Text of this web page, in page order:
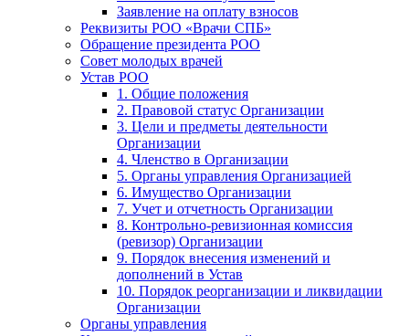
Заявление на оплату взносов
Реквизиты РОО «Врачи СПБ»
Обращение президента РОО
Совет молодых врачей
Устав РОО
1. Общие положения
2. Правовой статус Организации
3. Цели и предметы деятельности
Организации
4. Членство в Организации
5. Органы управления Организацией
6. Имущество Организации
7. Учет и отчетность Организации
8. Контрольно-ревизионная комиссия
(ревизор) Организации
9. Порядок внесения изменений и
дополнений в Устав
10. Порядок реорганизации и ликвидации
Организации
Органы управления